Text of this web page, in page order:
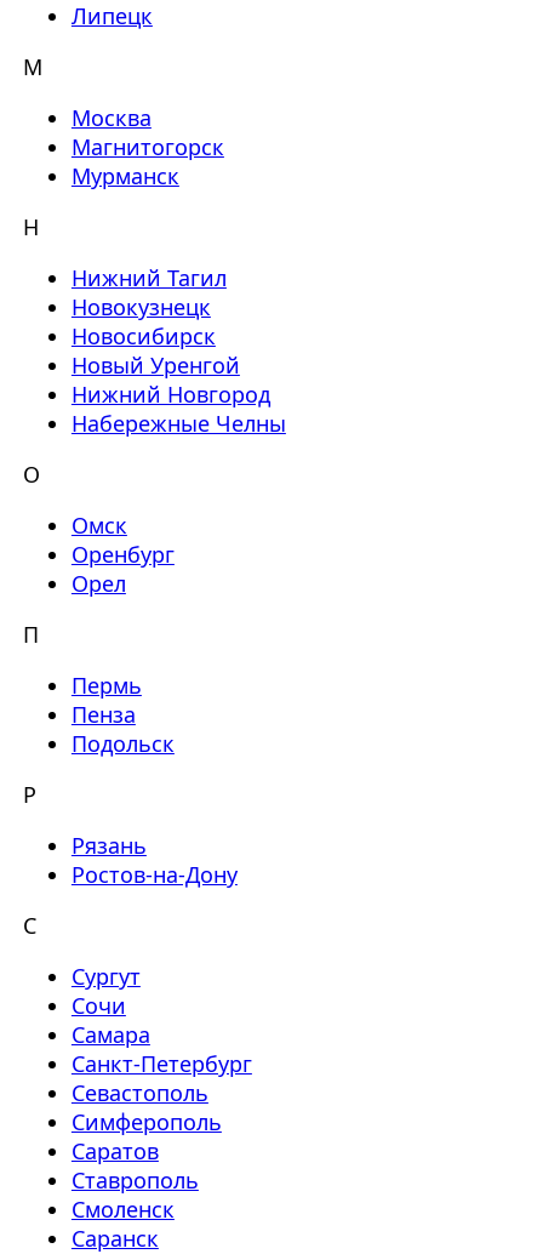
Липецк
М
Москва
Магнитогорск
Мурманск
Н
Нижний Тагил
Новокузнецк
Новосибирск
Новый Уренгой
Нижний Новгород
Набережные Челны
О
Омск
Оренбург
Орел
П
Пермь
Пенза
Подольск
Р
Рязань
Ростов-на-Дону
С
Сургут
Сочи
Самара
Санкт-Петербург
Севастополь
Симферополь
Саратов
Ставрополь
Смоленск
Саранск